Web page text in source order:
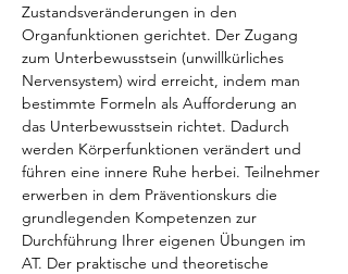
Zustandsveränderungen in den
Organfunktionen gerichtet. Der Zugang
zum Unterbewusstsein (unwillkürliches
Nervensystem) wird erreicht, indem man
bestimmte Formeln als Aufforderung an
das Unterbewusstsein richtet. Dadurch
werden Körperfunktionen verändert und
führen eine innere Ruhe herbei. Teilnehmer
erwerben in dem Präventionskurs die
grundlegenden Kompetenzen zur
Durchführung Ihrer eigenen Übungen im
AT. Der praktische und theoretische